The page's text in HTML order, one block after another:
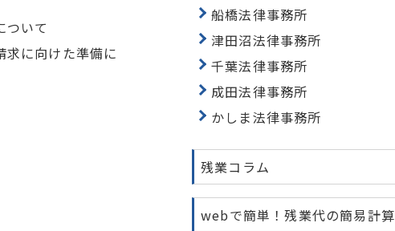
ついて
に向けた準備に
船橋法律事務所
津田沼法律事務所
千葉法律事務所
成田法律事務所
かしま法律事務所
残業コラム
webで簡単！残業代の簡易計算